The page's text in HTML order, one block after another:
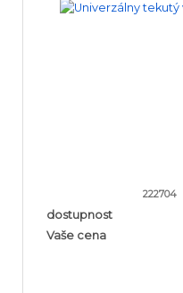
222704
dostupnost
Vaše cena